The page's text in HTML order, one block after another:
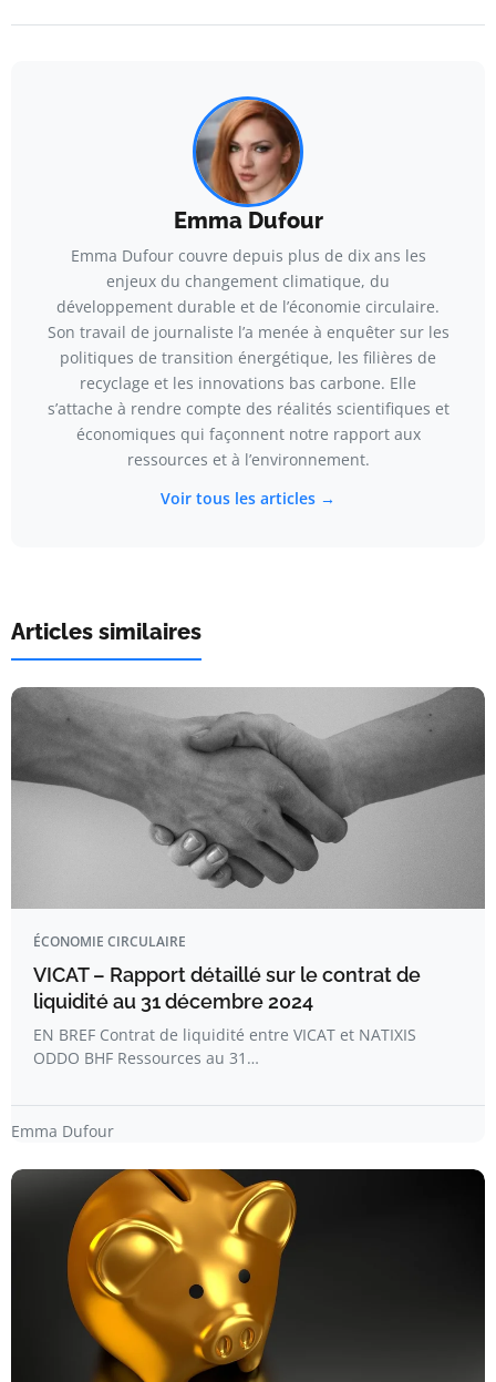
Emma Dufour
Emma Dufour couvre depuis plus de dix ans les
enjeux du changement climatique, du
développement durable et de l’économie circulaire.
Son travail de journaliste l’a menée à enquêter sur les
politiques de transition énergétique, les filières de
recyclage et les innovations bas carbone. Elle
s’attache à rendre compte des réalités scientifiques et
économiques qui façonnent notre rapport aux
ressources et à l’environnement.
Voir tous les articles →
Articles similaires
ÉCONOMIE CIRCULAIRE
VICAT – Rapport détaillé sur le contrat de
liquidité au 31 décembre 2024
EN BREF Contrat de liquidité entre VICAT et NATIXIS
ODDO BHF Ressources au 31…
Emma Dufour